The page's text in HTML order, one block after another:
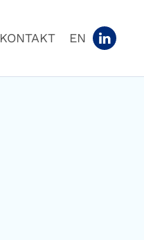
KONTAKT EN